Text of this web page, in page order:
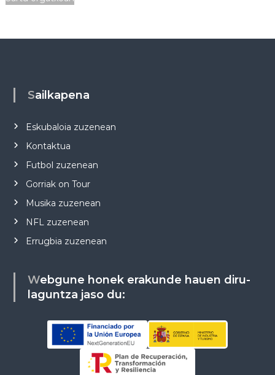
Sailkapena
Eskubaloia zuzenean
Kontaktua
Futbol zuzenean
Gorriak on Tour
Musika zuzenean
NFL zuzenean
Errugbia zuzenean
Webgune honek erakunde hauen diru-
laguntza jaso du: